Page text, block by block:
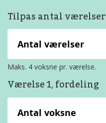
Tilpas antal værelser
Antal værelser
Maks. 4 voksne pr. værelse.
Værelse 1, fordeling
Antal voksne